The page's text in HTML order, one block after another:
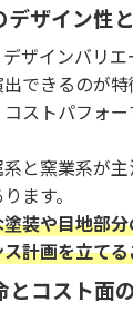
デザイン性
ザインバリ
できるのが
ストパフォ
と窯業系が
ます。
装や目地部
計画を立て
とコスト面